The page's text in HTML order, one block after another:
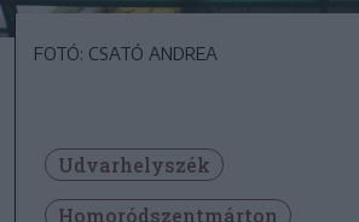
FOTÓ: CSATÓ ANDREA
Udvarhelyszék
Homoródszentmárton